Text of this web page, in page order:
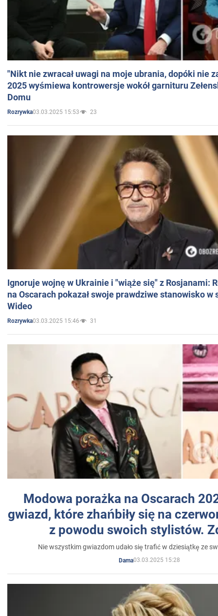
"Nikt nie zwracał uwagi na moje ubrania, dopóki nie
2025 wyśmiewa kontrowersje wokół garnituru
Domu
Rozrywka03.03.2025 15:53 23
Ignoruje wojnę w Ukrainie i "wiąże się" z Rosjanami:
na Oscarach pokazał swoje prawdziwe stanowisko w
Wideo
Rozrywka03.03.2025 15:46 31
Modowa porażka na Oscarach
gwiazd, które zhańbiły się na
z powodu swoich stylistów.
Nie wszystkim gwiazdom udało się trafić w dziesiątkę ze
Dama03.03.2025 15:28